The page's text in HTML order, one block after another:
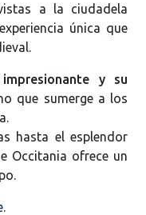
a la ciudadela
única que
y su
que sumerge a los
hasta el esplendor
Occitania ofrece un
.